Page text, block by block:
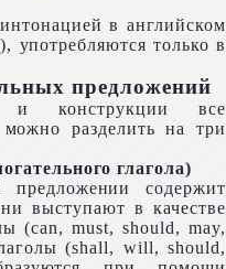
в английском
употребляются только в
предложений
и конструкции все
разделить на три
глагола)
предложении содержит
выступают в качестве
(can, must, should, may,
(shall, will, should,